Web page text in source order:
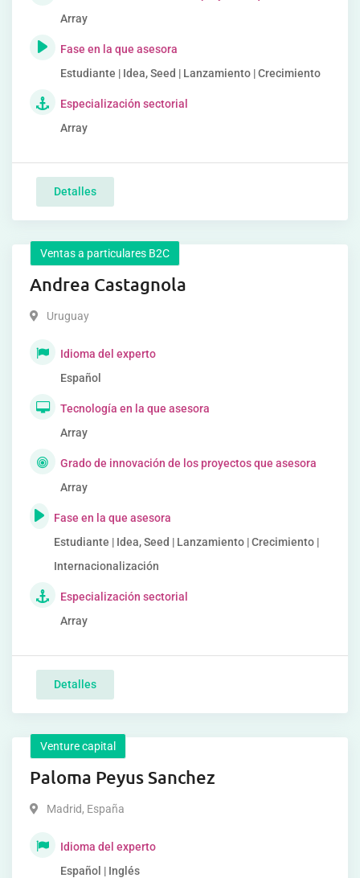
Array
Fase en la que asesora
Estudiante | Idea, Seed | Lanzamiento | Crecimiento
Especialización sectorial
Array
Detalles
Ventas a particulares B2C
Andrea Castagnola
Uruguay
Idioma del experto
Español
Tecnología en la que asesora
Array
Grado de innovación de los proyectos que asesora
Array
Fase en la que asesora
Estudiante | Idea, Seed | Lanzamiento | Crecimiento |
Internacionalización
Especialización sectorial
Array
Detalles
Venture capital
Paloma Peyus Sanchez
Madrid, España
Idioma del experto
Español | Inglés